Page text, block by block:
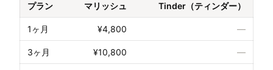
プラン マリッシュ Tinder（ティンダー）
1ヶ月 ¥4,800 —
3ヶ月 ¥10,800 —